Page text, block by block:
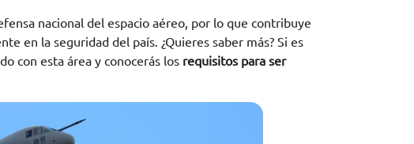
nacional del espacio aéreo, por lo que contribuye
en la seguridad del país. ¿Quieres saber más? Si es
con esta área y conocerás los requisitos para ser